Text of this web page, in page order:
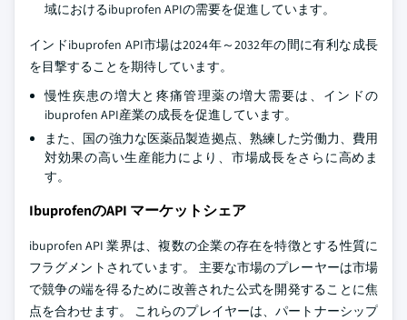
域におけるibuprofen APIの需要を促進しています。
インドibuprofen API市場は2024年～2032年の間に有利な成長
を目撃することを期待しています。
慢性疾患の増大と疼痛管理薬の増大需要は、インドの
ibuprofen API産業の成長を促進しています。
また、国の強力な医薬品製造拠点、熟練した労働力、費用
対効果の高い生産能力により、市場成長をさらに高めま
す。
IbuprofenのAPI マーケットシェア
ibuprofen API 業界は、複数の企業の存在を特徴とする性質に
フラグメントされています。 主要な市場のプレーヤーは市場
で競争の端を得るために改善された公式を開発することに焦
点を合わせます。 これらのプレイヤーは、パートナーシップ